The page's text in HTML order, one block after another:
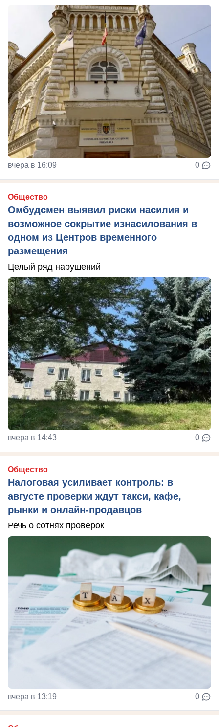
вчера в 16:09 0
Общество
Омбудсмен выявил риски насилия и
возможное сокрытие изнасилования в
одном из Центров временного
размещения
Целый ряд нарушений
вчера в 14:43 0
Общество
Налоговая усиливает контроль: в
августе проверки ждут такси, кафе,
рынки и онлайн-продавцов
Речь о сотнях проверок
вчера в 13:19 0